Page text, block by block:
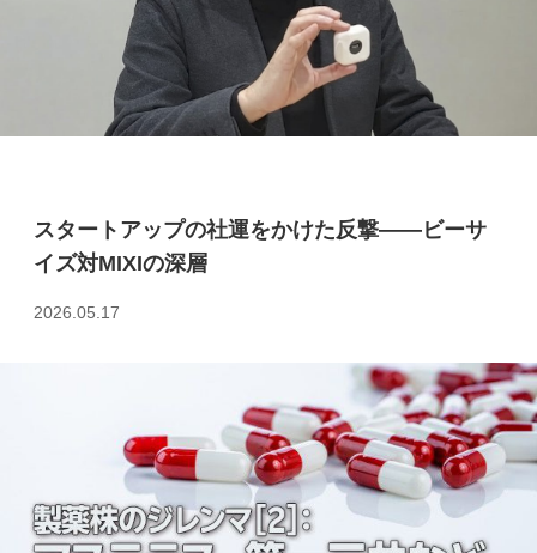
スタートアップの社運をかけた反撃――ビーサ
イズ対MIXIの深層
2026.05.17